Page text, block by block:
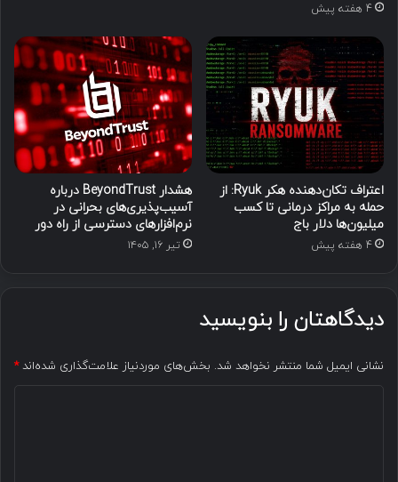
4 هفته پیش
اعتراف تکان‌دهنده هکر Ryuk: از
حمله به مراکز درمانی تا کسب
میلیون‌ها دلار باج
4 هفته پیش
هشدار BeyondTrust درباره
آسیب‌پذیری‌های بحرانی در
نرم‌افزارهای دسترسی از راه دور
تیر ۱۶, ۱۴۰۵
دیدگاهتان را بنویسید
نشانی ایمیل شما منتشر نخواهد شد. بخش‌های موردنیاز علامت‌گذاری شده‌اند*